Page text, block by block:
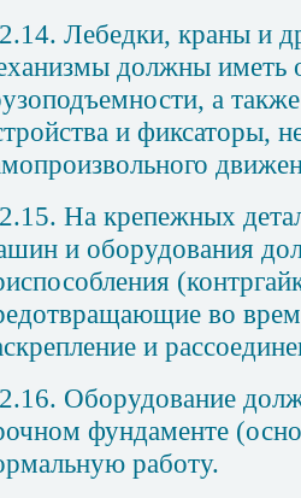
Лебедки, краны и
должны иметь
а
и фиксаторы,
На крепежных
и оборудования
во
и
Оборудование
фундаменте
работу.